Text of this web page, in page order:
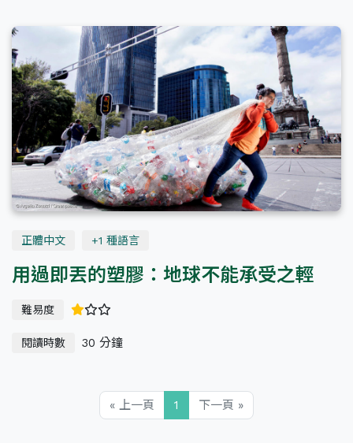
全部語言 正體中文 English
全部難度
正體中文 +1 種語言
用過即丟的塑膠：地球不能承受之輕
難易度
閱讀時數 30 分鐘
« 上一頁 1 下一頁 »